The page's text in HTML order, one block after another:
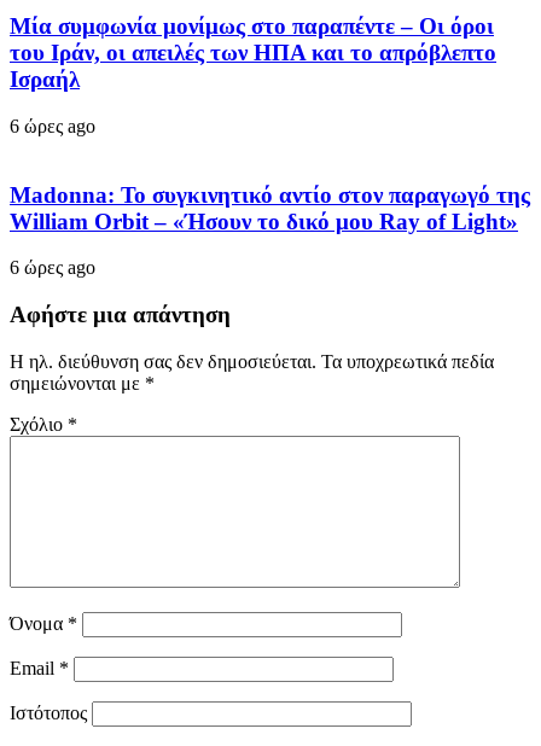
Μία συμφωνία μονίμως στο παραπέντε – Οι όροι
του Ιράν, οι απειλές των ΗΠΑ και το απρόβλεπτο
Ισραήλ
6 ώρες ago
Madonna: Το συγκινητικό αντίο στον παραγωγό της
William Orbit – «Ήσουν το δικό μου Ray of Light»
6 ώρες ago
Αφήστε μια απάντηση
Η ηλ. διεύθυνση σας δεν δημοσιεύεται. Τα υποχρεωτικά πεδία
σημειώνονται με *
Σχόλιο *
Όνομα *
Email *
Ιστότοπος